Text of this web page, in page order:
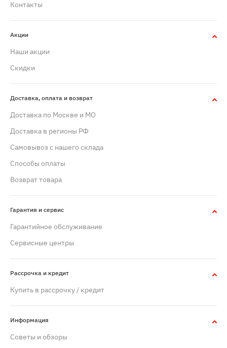
Контакты
Акции
Наши акции
Скидки
Доставка, оплата и возврат
Доставка по Москве и МО
Доставка в регионы РФ
Самовывоз с нашего склада
Способы оплаты
Возврат товара
Гарантия и сервис
Гарантийное обслуживание
Сервисные центры
Рассрочка и кредит
Купить в рассрочку / кредит
Информация
Советы и обзоры